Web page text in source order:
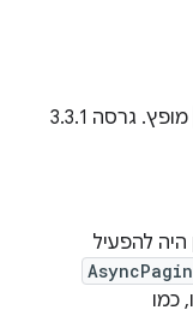
מופץ. גרסה 3.3.1
להפעיל